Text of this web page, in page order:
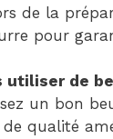
de la
pour
utiliser de
un bon
de qualité